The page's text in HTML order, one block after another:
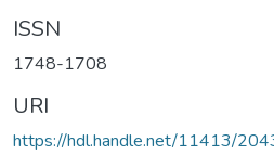
ISSN
1748-1708
URI
https://hdl.handle.net/11413/